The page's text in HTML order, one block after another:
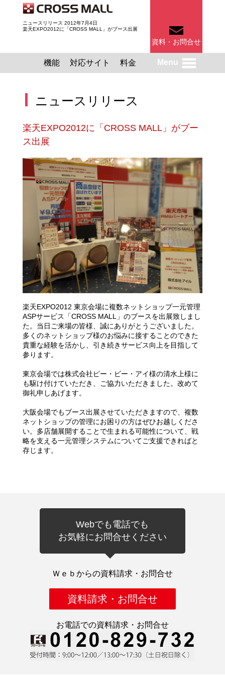
ニュースリリース 2012年7月4日
楽天EXPO2012に「CROSS MALL」がブース出展
資料・お問合せ
機能 対応サイト 料金 Menu
ニュースリリース
楽天EXPO2012に「CROSS MALL」がブー
ス出展
楽天EXPO2012 東京会場に複数ネットショップ一元管理
ASPサービス「CROSS MALL」 のブースを出展致しまし
た。当日ご来場の皆様、誠にありがとうございました。
多くのネットショップ様のお悩みに接することのできた
貴重な経験を活かし、引き続きサービス向上を目指して
参ります。
東京会場では株式会社ピー・ビー・アイ様の清水上様に
も駆け付けていただき、ご協力いただきました。改めて
御礼申しあげます。
大阪会場でもブース出展させていただきますので、複数
ネットショップの管理にお困りの方はぜひお越しくださ
い。多店舗展開することで生まれる可能性について、戦
略を支える一元管理システムについてご支援できればと
存じます。
Webでも電話でも
お気軽にお問合せください
Ｗｅｂからの資料請求・お問合せ
資料請求・お問合せ
お電話での資料請求・お問合せ